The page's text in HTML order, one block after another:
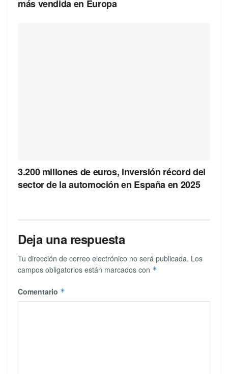
más vendida en Europa
3.200 millones de euros, inversión récord del
sector de la automoción en España en 2025
Deja una respuesta
Tu dirección de correo electrónico no será publicada. Los
campos obligatorios están marcados con *
Comentario *